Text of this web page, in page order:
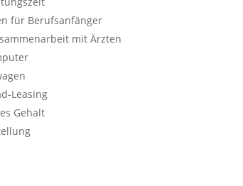
für Berufsanfänger
mit Ärzten
Leasing
Gehalt